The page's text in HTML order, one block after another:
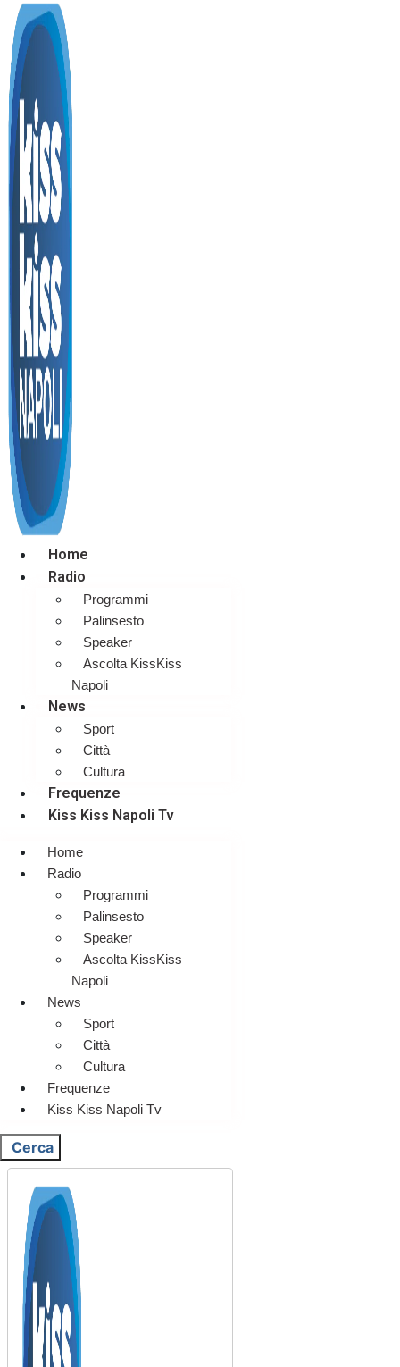
Home
Radio
Programmi
Palinsesto
Speaker
Ascolta KissKiss
Napoli
News
Sport
Città
Cultura
Frequenze
Kiss Kiss Napoli Tv
Home
Radio
Programmi
Palinsesto
Speaker
Ascolta KissKiss
Napoli
News
Sport
Città
Cultura
Frequenze
Kiss Kiss Napoli Tv
Cerca